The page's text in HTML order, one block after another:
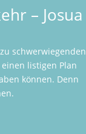
– Josua
schwerwiegenden
listigen Plan
können. Denn